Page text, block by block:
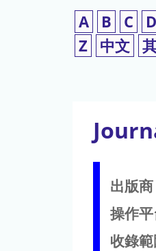
使
用
索
詞
A B C D
Z
中文
出版商
操作平
收錄範